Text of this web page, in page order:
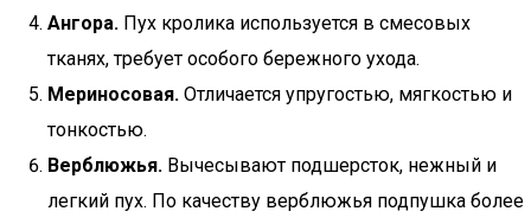
Ангора. Пух кролика используется в смесовых
тканях, требует особого бережного ухода.
Мериносовая. Отличается упругостью, мягкостью и
тонкостью.
Верблюжья. Вычесывают подшерсток, нежный и
легкий пух. По качеству верблюжья подпушка более